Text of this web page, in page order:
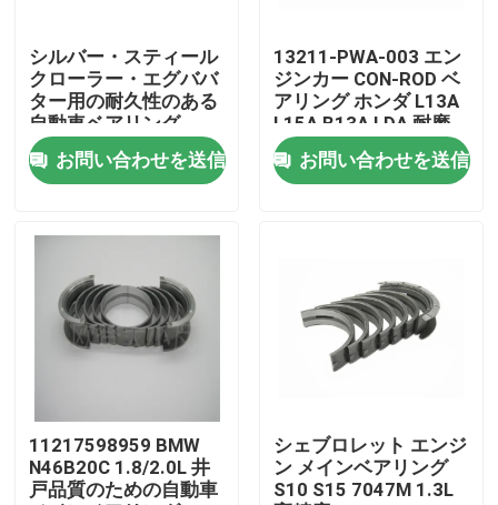
家へ
ビデオ
工場 ツアー
シルバー・スティール
クローラー・エグババ
ター用の耐久性のある
自動車ベアリング
お問い合わせを送信
13211-PWA-003 エン
ジンカー CON-ROD ベ
アリング ホンダ L13A
L15A B13A LDA 耐磨
お問い合わせを送信
11217598959 BMW
N46B20C 1.8/2.0L 井
戸品質のための自動車
シェブロレット エンジ
ン メインベアリング
S10 S15 7047M 1.3L